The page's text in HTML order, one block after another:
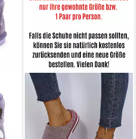
HOME & JOY
Hausschuh (aus Baumwolle
mit Memory-Foam Fußbett,
weich & warm gefüttert,
bequem) Pantoffeln Latschen
34,90 € UVP54,90 €
(34,90 €/ 1 Paar)
-36%